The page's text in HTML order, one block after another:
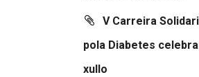
V Carreira
pola Diabetes
xullo